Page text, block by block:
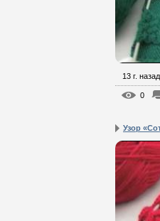
13 г. назад
0
Узор